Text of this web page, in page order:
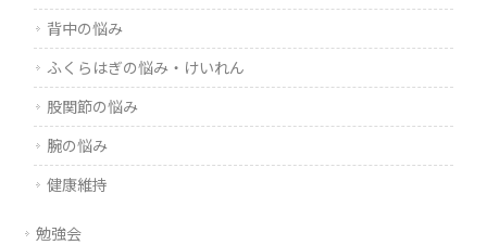
背中の悩み
ふくらはぎの悩み・けいれん
股関節の悩み
腕の悩み
健康維持
勉強会